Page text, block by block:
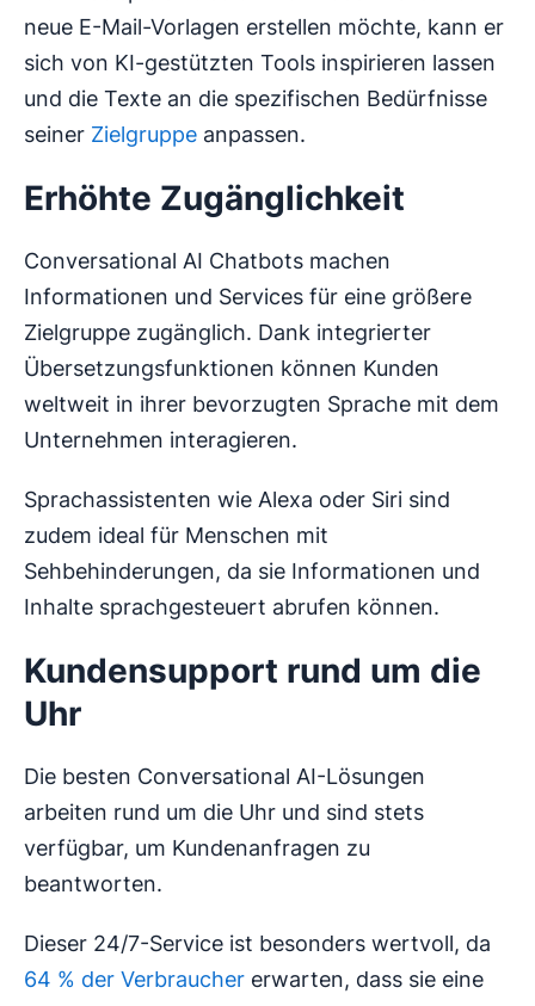
neue E-Mail-Vorlagen erstellen möchte, kann er
sich von KI-gestützten Tools inspirieren lassen
und die Texte an die spezifischen Bedürfnisse
seiner Zielgruppe anpassen.
Erhöhte Zugänglichkeit
Conversational AI Chatbots machen
Informationen und Services für eine größere
Zielgruppe zugänglich. Dank integrierter
Übersetzungsfunktionen können Kunden
weltweit in ihrer bevorzugten Sprache mit dem
Unternehmen interagieren.
Sprachassistenten wie Alexa oder Siri sind
zudem ideal für Menschen mit
Sehbehinderungen, da sie Informationen und
Inhalte sprachgesteuert abrufen können.
Kundensupport rund um die
Uhr
Die besten Conversational AI-Lösungen
arbeiten rund um die Uhr und sind stets
verfügbar, um Kundenanfragen zu
beantworten.
Dieser 24/7-Service ist besonders wertvoll, da
64 % der Verbraucher erwarten, dass sie eine